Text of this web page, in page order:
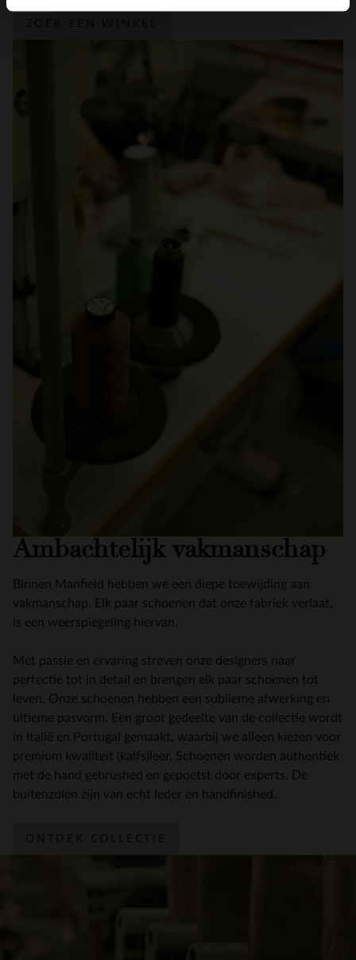
Ambachtelijk vakmanschap
Binnen Manfield hebben we een diepe toewijding aan
vakmanschap. Elk paar schoenen dat onze fabriek verlaat,
is een weerspiegeling hiervan.
Met passie en ervaring streven onze designers naar
perfectie tot in detail en brengen elk paar schoenen tot
leven. Onze schoenen hebben een sublieme afwerking en
ultieme pasvorm. Een groot gedeelte van de collectie wordt
in Italië en Portugal gemaakt, waarbij we alleen kiezen voor
premium kwaliteit (kalfs)leer. Schoenen worden authentiek
met de hand gebrushed en gepoetst door experts. De
buitenzolen zijn van echt leder en handfinished.
ONTDEK COLLECTIE